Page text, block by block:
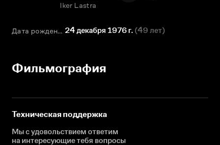
Iker Lastra
Дата рождения 24 декабря 1976 г. (49 лет)
Фильмография
Техническая поддержка
Мы с удовольствием ответим
на интересующиетебя вопросы